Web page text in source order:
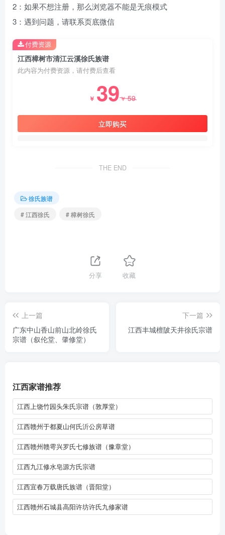
2：如果不想注册，那么浏览器不能是无痕模式
3：遇到问题，请联系页底微信
江西樟树市清江云溪徐氏族谱
此内容为付费资源，请付费后查看
￥ 39￥59
立即购买
付费资源
THE END
徐氏族谱
# 江西徐氏
# 樟树徐氏
分享 收藏
上一篇
广东中山香山前山北岭徐氏
宗谱（叙伦堂、肇修堂）
下一篇
江西丰城檀陂天井徐氏宗谱
江西家谱推荐
江西上饶竹园头朱氏宗谱（敦厚堂）
江西赣州于都夏山何氏沂公房草谱
江西赣州赣雩兴罗氏七修族谱（豫章堂）
江西九江修水皂源方氏宗谱
江西宜春万载唐氏族谱（晋阳堂）
江西赣州石城县高阳许坊许氏九修家谱